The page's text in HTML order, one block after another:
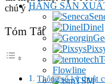
HÃNG SẢN
Dinel
Flowline
TSM
chú ý .
Tóm Tắt
Thông số kỹ thuật